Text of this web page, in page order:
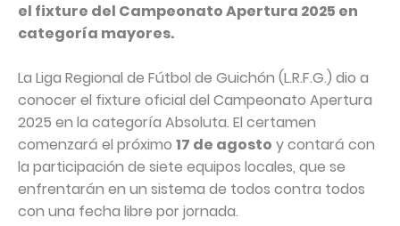
el fixture del Campeonato Apertura 2025 en
categoría mayores.
La Liga Regional de Fútbol de Guichón (L.R.F.G.) dio a
conocer el fixture oficial del Campeonato Apertura
2025 en la categoría Absoluta. El certamen
comenzará el próximo 17 de agosto y contará con
la participación de siete equipos locales, que se
enfrentarán en un sistema de todos contra todos
con una fecha libre por jornada.